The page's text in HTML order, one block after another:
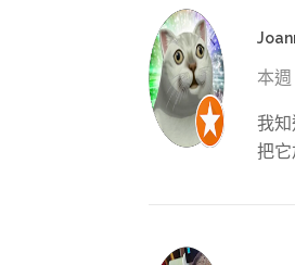
本週
我
把它